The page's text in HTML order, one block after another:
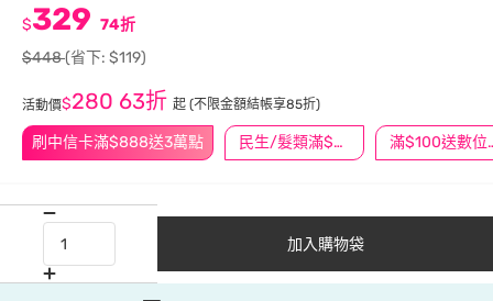
刷中信卡滿$888送3萬點 民生/髮類滿$388送舒潔冰巾 滿
$329 74折
$448(省下: $119)
活動價$280 63折 起 (不限金額結帳享85折)
加入購物袋